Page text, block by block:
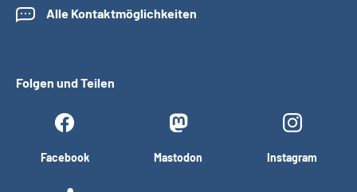
Alle Kontaktmöglichkeiten
Folgen und Teilen
Facebook Mastodon Instagram